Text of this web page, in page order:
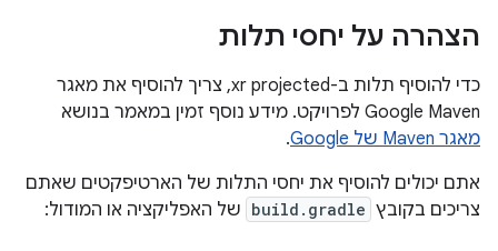
הצהרה על יחסי תלות
כדי להוסיף תלות ב-xr projected, צריך להוסיף את מאגר
Google Maven לפרויקט. מידע נוסף זמין במאמר בנושא
מאגר Maven של Google
.
אתם יכולים להוסיף את יחסי התלות של הארטיפקטים שאתם
צריכים בקובץ build.gradle של האפליקציה או המודול: